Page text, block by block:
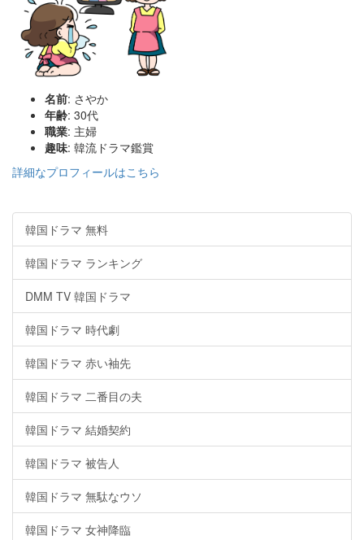
名前: さやか
年齢: 30代
職業: 主婦
趣味: 韓流ドラマ鑑賞
詳細なプロフィールはこちら
韓国ドラマ 無料
韓国ドラマ ランキング
DMM TV 韓国ドラマ
韓国ドラマ 時代劇
韓国ドラマ 赤い袖先
韓国ドラマ 二番目の夫
韓国ドラマ 結婚契約
韓国ドラマ 被告人
韓国ドラマ 無駄なウソ
韓国ドラマ 女神降臨